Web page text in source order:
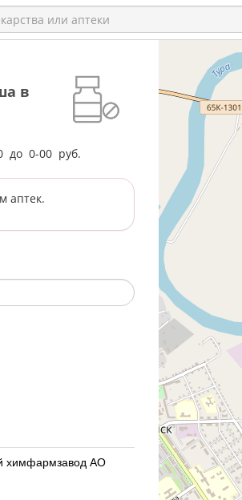
в
до 0-00 руб.
аптек.
химфармзавод АО